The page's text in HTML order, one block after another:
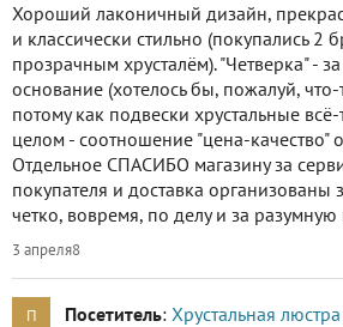
Хороший лаконичный дизайн,
и классически стильно (покупались 2
прозрачным хрусталём). "Четверка" -
основание (хотелось бы, пожалуй,
потому как подвески хрустальные
целом - соотношение "цена-качество"
Отдельное СПАСИБО магазину за
покупателя и доставка организованы
четко, вовремя, по делу и за разумную
3 апреля8
П Посетитель: Хрустальная